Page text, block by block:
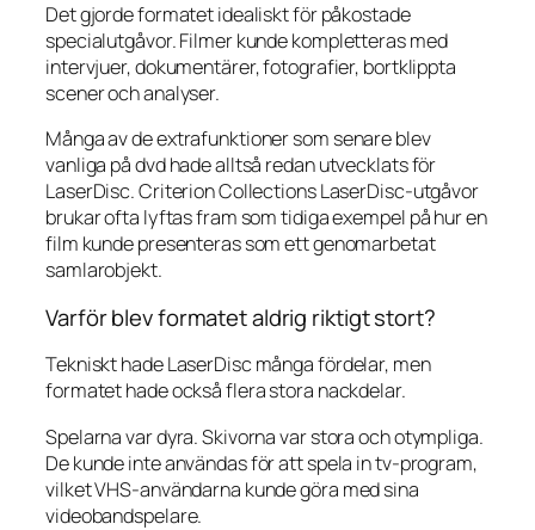
Det gjorde formatet idealiskt för påkostade
specialutgåvor. Filmer kunde kompletteras med
intervjuer, dokumentärer, fotografier, bortklippta
scener och analyser.
Många av de extrafunktioner som senare blev
vanliga på dvd hade alltså redan utvecklats för
LaserDisc. Criterion Collections LaserDisc-utgåvor
brukar ofta lyftas fram som tidiga exempel på hur en
film kunde presenteras som ett genomarbetat
samlarobjekt.
Varför blev formatet aldrig riktigt stort?
Tekniskt hade LaserDisc många fördelar, men
formatet hade också flera stora nackdelar.
Spelarna var dyra. Skivorna var stora och otympliga.
De kunde inte användas för att spela in tv-program,
vilket VHS-användarna kunde göra med sina
videobandspelare.